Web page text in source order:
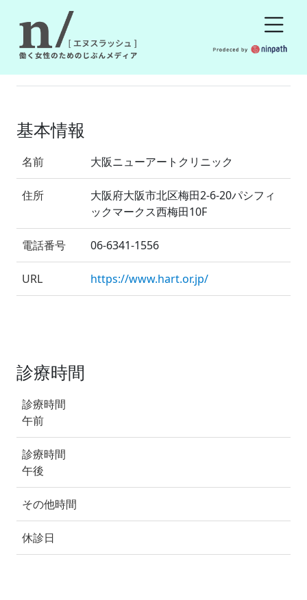
基本情報
名前 大阪ニューアートクリニック
住所
大阪府大阪市北区梅田2-6-20パシフィ
ックマークス西梅田10F
電話番号 06-6341-1556
URL https://www.hart.or.jp/
診療時間
診療時間
午前
診療時間
午後
その他時間
休診日